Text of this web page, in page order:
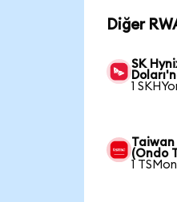
Diğer
SK
1
(Ondo
1